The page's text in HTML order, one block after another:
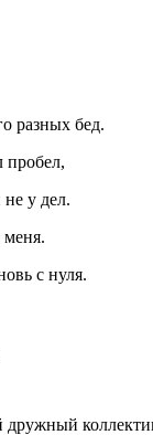
разных бед.
пробел,
у дел.
меня.
с нуля.